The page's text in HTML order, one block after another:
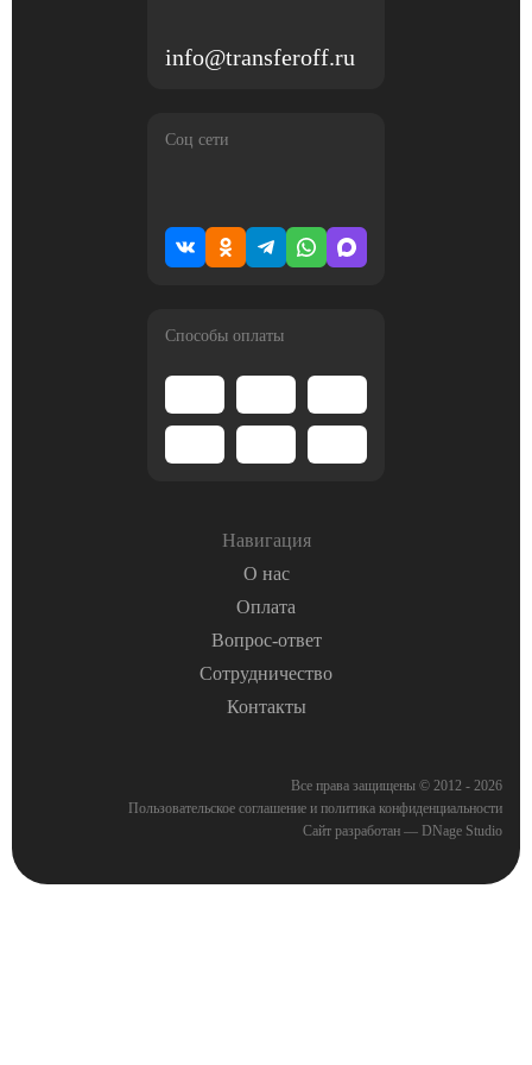
info@transferoff.ru
Соц сети
Способы оплаты
Навигация
О нас
Оплата
Вопрос-ответ
Сотрудничество
Контакты
Все права защищены © 2012 - 2026
Пользовательское соглашение и политика конфиденциальности
Сайт разработан — DNage Studio